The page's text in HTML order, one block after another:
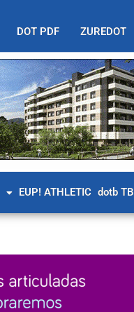
DOT PDF ZUREDOT
EUP! ATHLETIC dotb TB